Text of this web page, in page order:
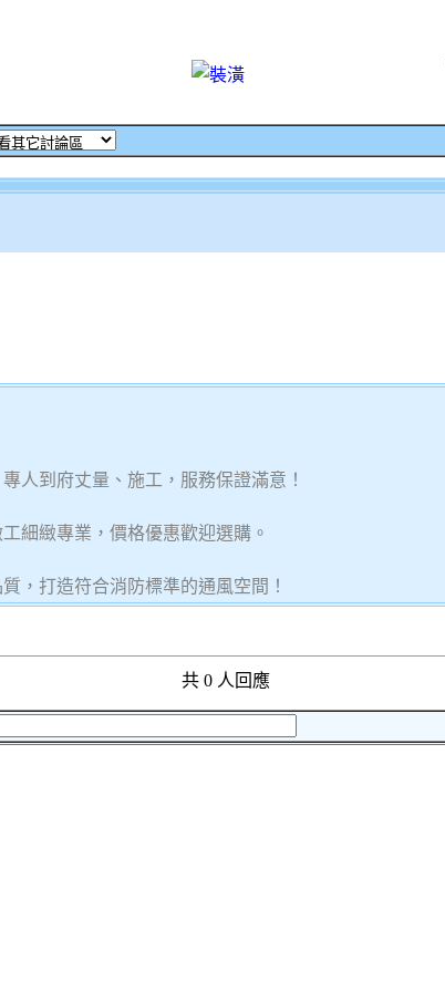
人到府丈量、施工，服務保證滿意！
細緻專業，價格優惠歡迎選購。
，打造符合消防標準的通風空間！
共 0 人回應